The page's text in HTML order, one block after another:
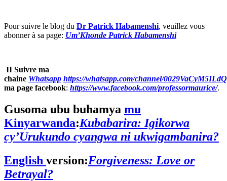
Pour suivre le blog du Dr Patrick Habamenshi, veuillez vous
abonner à sa page: Um’Khonde Patrick Habamenshi
II Suivre ma
chaine Whatsapp https://whatsapp.com/channel/
ma page facebook: https://www.facebook.com/professormaurice/.
Gusoma ubu buhamya mu
Kinyarwanda:Kubabarira: Igikorwa
cy’Urukundo cyangwa ni ukwigambanira?
English version:Forgiveness: Love or
Betrayal?